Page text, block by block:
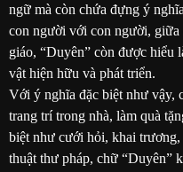
ngữ mà còn chứa đựng ý
con người với con người,
giáo, “Duyên” còn được hiểu
vật hiện hữu và phát triển.
Với ý nghĩa đặc biệt như vậy,
trang trí trong nhà, làm quà
biệt như cưới hỏi, khai
thuật thư pháp, chữ “Duyên”